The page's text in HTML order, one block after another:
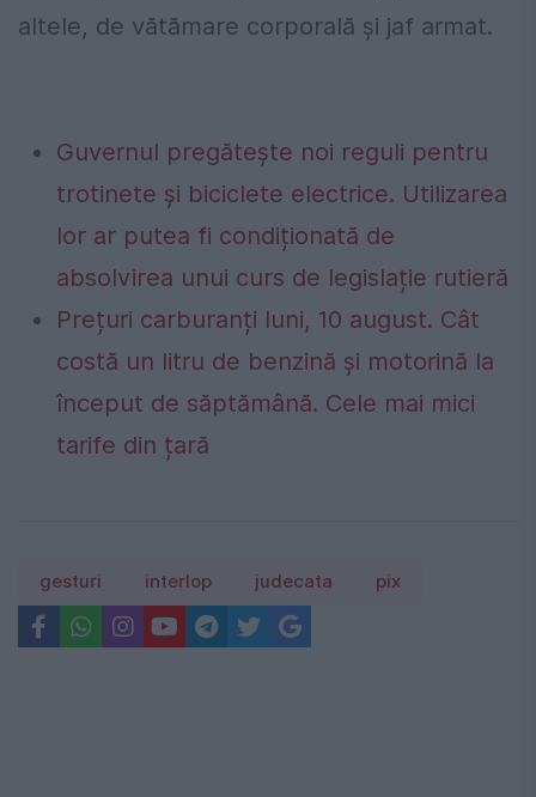
altele, de vătămare corporală şi jaf armat.
Guvernul pregătește noi reguli pentru
trotinete și biciclete electrice. Utilizarea
lor ar putea fi condiționată de
absolvirea unui curs de legislație rutieră
Prețuri carburanți luni, 10 august. Cât
costă un litru de benzină și motorină la
început de săptămână. Cele mai mici
tarife din țară
gesturi interlop judecata pix